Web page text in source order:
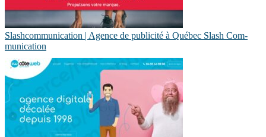
Slashcom­munica­tion | Agence de publicité à Québec Slash Com­
munica­tion